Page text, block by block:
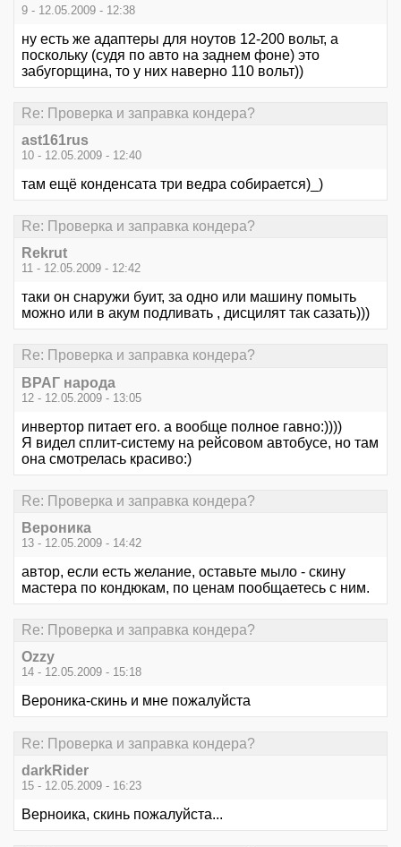
9 - 12.05.2009 - 12:38
ну есть же адаптеры для ноутов 12-200 вольт, а
поскольку (судя по авто на заднем фоне) это
забугорщина, то у них наверно 110 вольт))
Re: Проверка и заправка кондера?
ast161rus
10 - 12.05.2009 - 12:40
там ещё конденсата три ведра собирается)_)
Re: Проверка и заправка кондера?
Rekrut
11 - 12.05.2009 - 12:42
таки он снаружи буит, за одно или машину помыть
можно или в акум подливать , дисцилят так сазать)))
Re: Проверка и заправка кондера?
ВРАГ народа
12 - 12.05.2009 - 13:05
инвертор питает его. а вообще полное гавно:))))
Я видел сплит-систему на рейсовом автобусе, но там
она смотрелась красиво:)
Re: Проверка и заправка кондера?
Вероника
13 - 12.05.2009 - 14:42
автор, если есть желание, оставьте мыло - скину
мастера по кондюкам, по ценам пообщаетесь с ним.
Re: Проверка и заправка кондера?
Ozzy
14 - 12.05.2009 - 15:18
Вероника-скинь и мне пожалуйста
Re: Проверка и заправка кондера?
darkRider
15 - 12.05.2009 - 16:23
Верноика, скинь пожалуйста...